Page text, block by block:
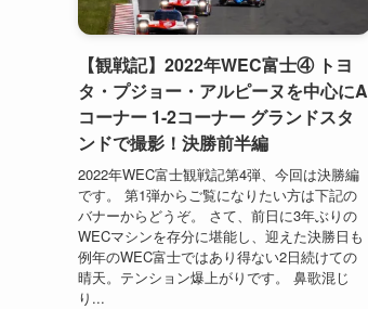
【観戦記】2022年WEC富士④ トヨ
タ・プジョー・アルピーヌを中心にA
コーナー 1-2コーナー グランドスタ
ンドで撮影！決勝前半編
2022年WEC富士観戦記第4弾、今回は決勝編
です。 第1弾からご覧になりたい方は下記の
バナーからどうぞ。 さて、前日に3年ぶりの
WECマシンを存分に堪能し、迎えた決勝日も
例年のWEC富士ではあり得ない2日続けての
晴天。テンション爆上がりです。 鼻歌混じ
り...